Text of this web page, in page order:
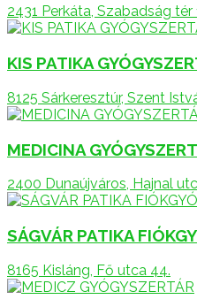
2431 Perkáta, Szabadság tér
KIS PATIKA
8125 Sárkeresztúr, Szent
MEDICINA
2400 Dunaújváros, Hajnal
SÁGVÁR PATIKA
8165 Kisláng, Fő utca 44.